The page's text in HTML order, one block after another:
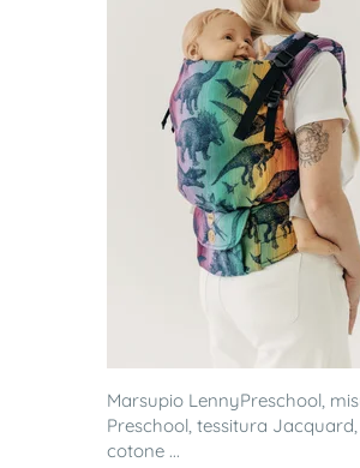
Marsupio LennyPreschool,
Preschool, tessitura Jacquard,
cotone ...